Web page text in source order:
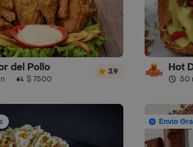
del Pollo
· $ 7500
3.9 Hot
50
Envío